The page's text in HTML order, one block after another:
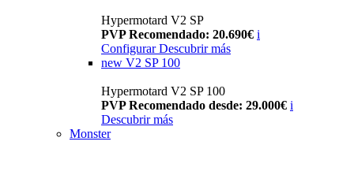
Hypermotard V2 SP
PVP Recomendado: 20.690€ i
Configurar Descubrir más
new V2 SP 100
Hypermotard V2 SP 100
PVP Recomendado desde: 29.000€ i
Descubrir más
Monster